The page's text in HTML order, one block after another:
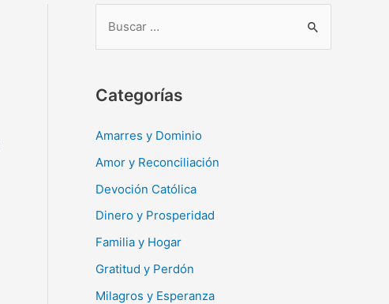
c
r
Categorías
Amarres y Dominio
Amor y Reconciliación
Devoción Católica
Dinero y Prosperidad
Familia y Hogar
Gratitud y Perdón
Milagros y Esperanza